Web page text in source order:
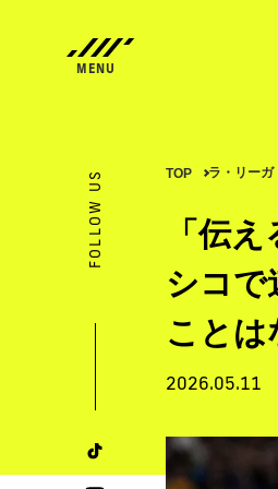
FOLLOW US TOP ラ・リーガ
「伝
シコで
ことは
2026.05.11